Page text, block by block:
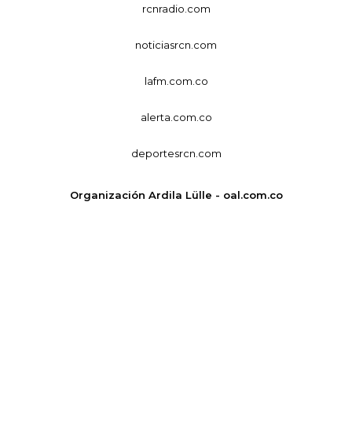
rcnradio.com
noticiasrcn.com
lafm.com.co
alerta.com.co
deportesrcn.com
Organización Ardila Lülle - oal.com.co